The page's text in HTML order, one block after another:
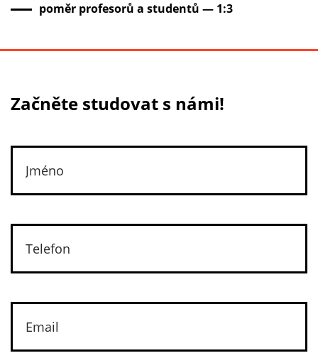
poměr profesorů a studentů — 1:3
Začněte studovat s námi!